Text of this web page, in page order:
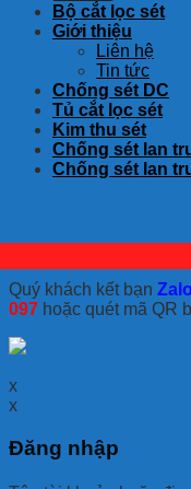
Bộ cắt lọc sét
Giới thiệu
Liên hệ
Tin tức
Chống sét DC
Tủ cắt lọc sét
Kim thu sét
Chống sét lan
Chống sét lan
Quý khách kết bạn Zalo
097 hoặc quét mã QR
x
x
Đăng nhập